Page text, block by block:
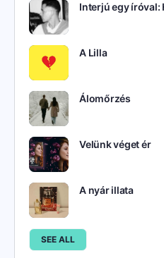
Interjú egy íróval:
A Lilla
Álomőrzés
Velünk véget ér
A nyár illata
SEE ALL